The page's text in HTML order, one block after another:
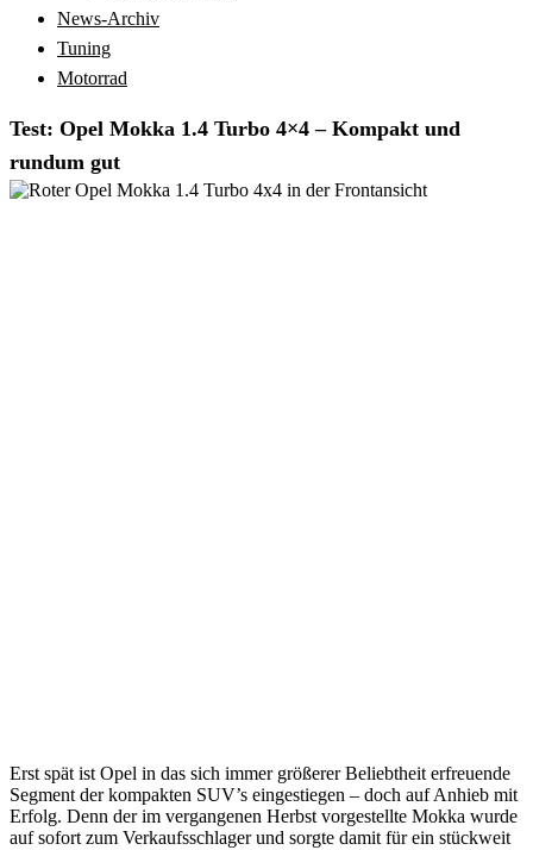
News-Archiv
Tuning
Motorrad
Test: Opel Mokka 1.4 Turbo 4×4 – Kompakt und
rundum gut
Erst spät ist Opel in das sich immer größerer Beliebtheit erfreuende
Segment der kompakten SUV’s eingestiegen – doch auf Anhieb mit
Erfolg. Denn der im vergangenen Herbst vorgestellte Mokka wurde
auf sofort zum Verkaufsschlager und sorgte damit für ein stückweit